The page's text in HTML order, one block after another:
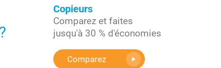
Copieurs
Comparez et faites
jusqu'à 30 % d'économies
Comparez